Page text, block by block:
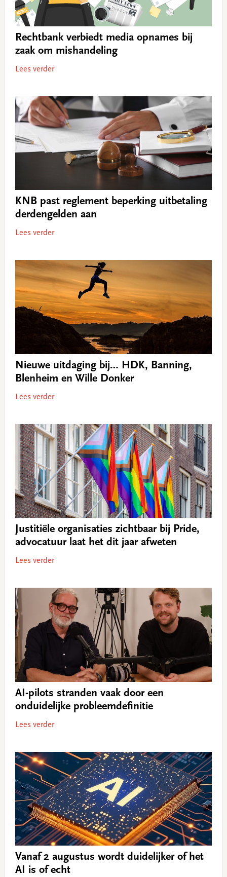
Rechtbank verbiedt media opnames bij
zaak om mishandeling
Lees verder
KNB past reglement beperking uitbetaling
derdengelden aan
Lees verder
Nieuwe uitdaging bij… HDK, Banning,
Blenheim en Wille Donker
Lees verder
Justitiële organisaties zichtbaar bij Pride,
advocatuur laat het dit jaar afweten
Lees verder
AI-pilots stranden vaak door een
onduidelijke probleemdefinitie
Lees verder
Vanaf 2 augustus wordt duidelijker of het
AI is of echt